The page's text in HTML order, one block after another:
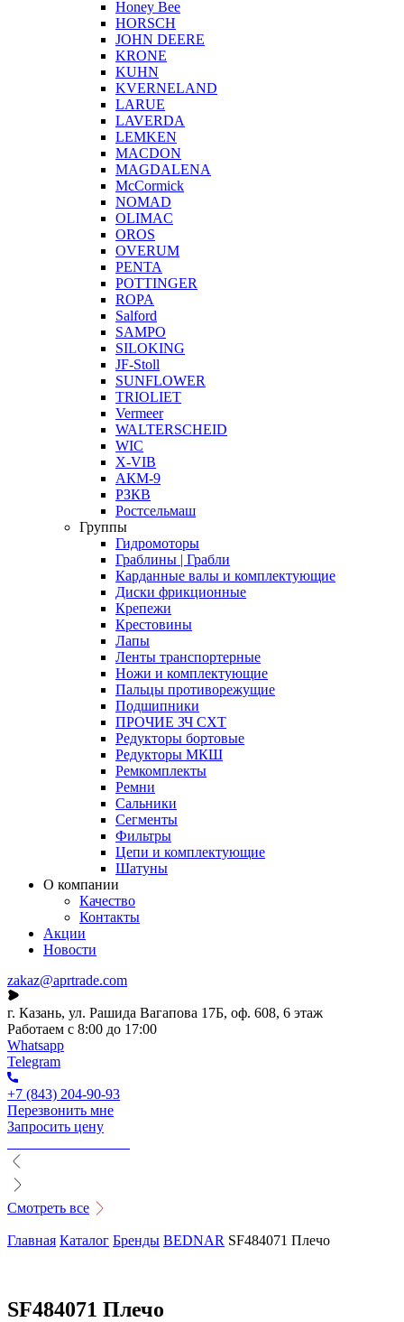
Honey Bee
HORSCH
JOHN DEERE
KRONE
KUHN
KVERNELAND
LARUE
LAVERDA
LEMKEN
MACDON
MAGDALENA
McCormick
NOMAD
OLIMAC
OROS
OVERUM
PENTA
POTTINGER
ROPA
Salford
SAMPO
SILOKING
JF-Stoll
SUNFLOWER
TRIOLIET
Vermeer
WALTERSCHEID
WIC
X-VIB
АКМ-9
РЗКВ
Ростсельмаш
Группы
Гидромоторы
Граблины | Грабли
Карданные валы и комплектующие
Диски фрикционные
Крепежи
Крестовины
Лапы
Ленты транспортерные
Ножи и комплектующие
Пальцы противорежущие
Подшипники
ПРОЧИЕ ЗЧ СХТ
Редукторы бортовые
Редукторы МКШ
Ремкомплекты
Ремни
Сальники
Сегменты
Фильтры
Цепи и комплектующие
Шатуны
О компании
Качество
Контакты
Акции
Новости
zakaz@aprtrade.com
г. Казань, ул. Рашида Вагапова 17Б, оф. 608, 6 этаж
Работаем с 8:00 до 17:00
Whatsapp
Telegram
+7 (843) 204-90-93
Перезвонить мне
Запросить цену
Смотреть все
Главная Каталог Бренды BEDNAR SF484071 Плечо
SF484071 Плечо